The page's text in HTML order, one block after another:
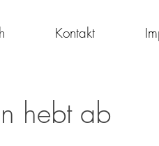
Kontakt
hebt ab